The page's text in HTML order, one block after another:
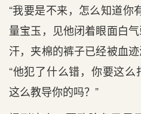
“我要是不来，怎么知道你
量宝玉，见他闭着眼面白
汗，夹棉的裤子已经被血
“他犯了什么错，你要这
这么教导你的吗？”